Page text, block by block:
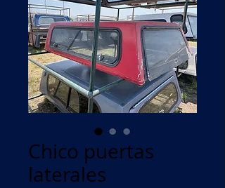
Chico puertas
laterales